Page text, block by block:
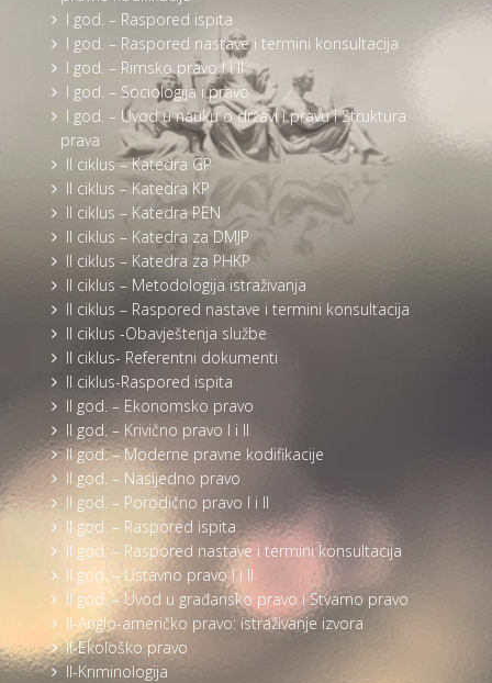
I god. – Raspored ispita
I god. – Raspored nastave i termini konsultacija
I god. – Rimsko pravo I i II
I god. – Sociologija i pravo
I god. – Uvod u nauku o državi i pravu i Struktura
prava
II ciklus – Katedra GP
II ciklus – Katedra KP
II ciklus – Katedra PEN
II ciklus – Katedra za DMJP
II ciklus – Katedra za PHKP
II ciklus – Metodologija istraživanja
II ciklus – Raspored nastave i termini konsultacija
II ciklus -Obavještenja službe
II ciklus- Referentni dokumenti
II ciklus-Raspored ispita
II god. – Ekonomsko pravo
II god. – Krivično pravo I i II
II god. – Moderne pravne kodifikacije
II god. – Nasljedno pravo
II god. – Porodično pravo I i II
II god. – Raspored ispita
II god. – Raspored nastave i termini konsultacija
II god. – Ustavno pravo I i II
II god. – Uvod u građansko pravo i Stvarno pravo
II-Anglo-američko pravo: istraživanje izvora
II-Ekološko pravo
II-Kriminologija